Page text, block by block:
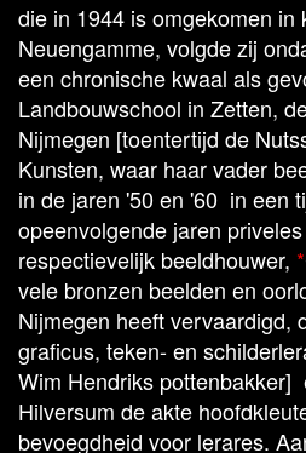
die in 1944 is omgekomen in
Neuengamme, volgde zij
een chronische kwaal als
Landbouwschool in Zetten,
Nijmegen [toentertijd de
Kunsten, waar haar vader
in de jaren '50 en '60 in een
opeenvolgende jaren
respectievelijk beeldhouwer, *
vele bronzen beelden en
Nijmegen heeft vervaardigd,
graficus, teken- en
Wim Hendriks pottenbakker]
Hilversum de akte
bevoegdheid voor lerares.